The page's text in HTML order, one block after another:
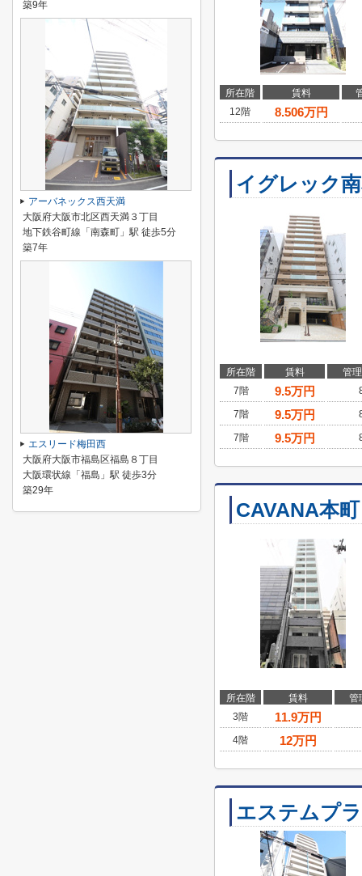
所在階 賃料
12階
8.506万円
イグレック
所在階 賃料
管
7階
9.5万円
7階 9.5万円
7階 9.5万円
CAVANA本町
所在階 賃料
管
3階
11.9万円
4階 12万円
エステムプ
築9年
アーバネックス西天満
大阪府大阪市北区西天満３丁目
地下鉄谷町線「南森町」駅 徒歩5分
築7年
エスリード梅田西
大阪府大阪市福島区福島８丁目
大阪環状線「福島」駅 徒歩3分
築29年